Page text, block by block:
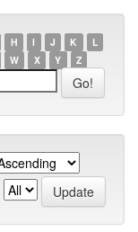
H I J K
L
W X Y Z